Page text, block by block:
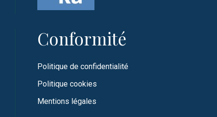
Conformité
Politique de confidentialité
Politique cookies
Mentions légales